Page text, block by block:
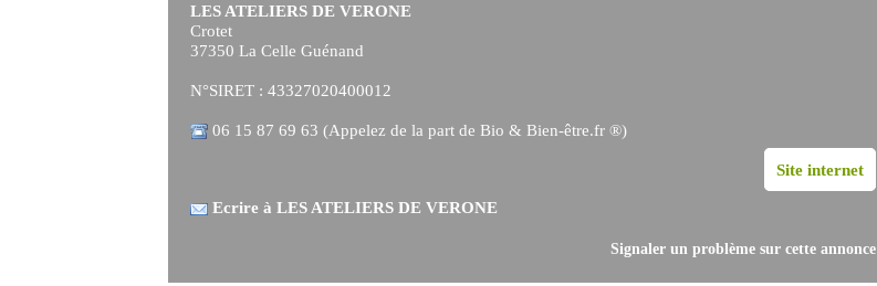
LES ATELIERS DE VERONE
Crotet
37350 La Celle Guénand
N°SIRET : 43327020400012
06 15 87 69 63 (Appelez de la part de Bio & Bien-être.fr ®)
Site internet
Ecrire à LES ATELIERS DE VERONE
Signaler un problème sur cette annonce